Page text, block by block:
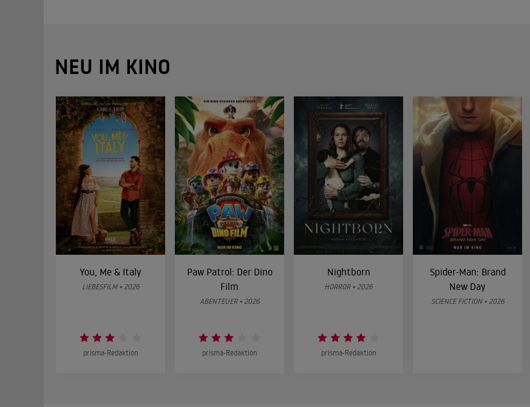
NEU IM KINO
You, Me & Italy
LIEBESFILM • 2026
prisma-Redaktion
Paw Patrol: Der Dino
Film
ABENTEUER • 2026
prisma-Redaktion
Nightborn
HORROR • 2026
prisma-Redaktion
Spider-Man: Brand
New Day
SCIENCE FICTION • 2026